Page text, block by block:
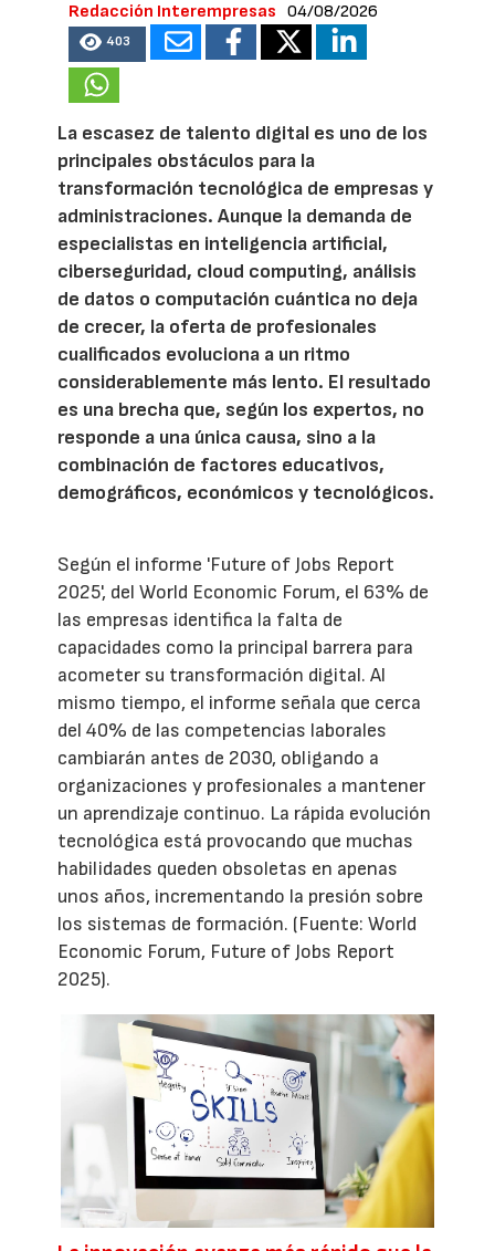
Redacción Interempresas 04/08/2026
403
La escasez de talento digital es uno de los
principales obstáculos para la
transformación tecnológica de empresas y
administraciones. Aunque la demanda de
especialistas en inteligencia artificial,
ciberseguridad, cloud computing, análisis
de datos o computación cuántica no deja
de crecer, la oferta de profesionales
cualificados evoluciona a un ritmo
considerablemente más lento. El resultado
es una brecha que, según los expertos, no
responde a una única causa, sino a la
combinación de factores educativos,
demográficos, económicos y tecnológicos.
Según el informe 'Future of Jobs Report
2025', del World Economic Forum, el 63% de
las empresas identifica la falta de
capacidades como la principal barrera para
acometer su transformación digital. Al
mismo tiempo, el informe señala que cerca
del 40% de las competencias laborales
cambiarán antes de 2030, obligando a
organizaciones y profesionales a mantener
un aprendizaje continuo. La rápida evolución
tecnológica está provocando que muchas
habilidades queden obsoletas en apenas
unos años, incrementando la presión sobre
los sistemas de formación. (Fuente: World
Economic Forum, Future of Jobs Report
2025).